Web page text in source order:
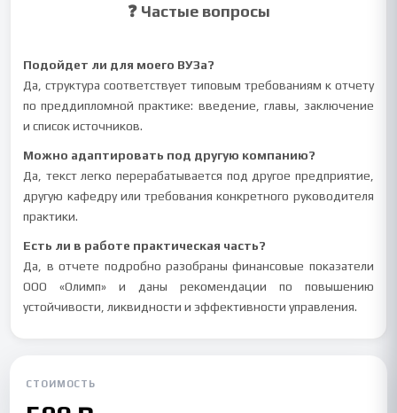
❓ Частые вопросы
Подойдет ли для моего ВУЗа?
Да, структура соответствует типовым требованиям к отчету
по преддипломной практике: введение, главы, заключение
и список источников.
Можно адаптировать под другую компанию?
Да, текст легко перерабатывается под другое предприятие,
другую кафедру или требования конкретного руководителя
практики.
Есть ли в работе практическая часть?
Да, в отчете подробно разобраны финансовые показатели
ООО «Олимп» и даны рекомендации по повышению
устойчивости, ликвидности и эффективности управления.
СТОИМОСТЬ